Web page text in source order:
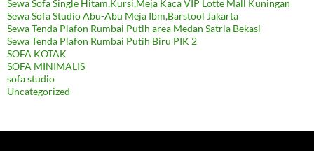
Sewa Sofa Single Hitam,Kursi,Meja Kaca VIP Lotte Mall Kuningan
Sewa Sofa Studio Abu-Abu Meja Ibm,Barstool Jakarta
Sewa Tenda Plafon Rumbai Putih area Medan Satria Bekasi
Sewa Tenda Plafon Rumbai Putih Biru PIK 2
SOFA KOTAK
SOFA MINIMALIS
sofa studio
Uncategorized